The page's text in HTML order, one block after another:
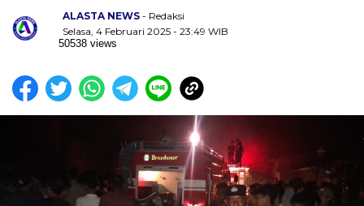
ALASTA NEWS - Redaksi
Selasa, 4 Februari 2025 - 23:49 WIB
50538 views